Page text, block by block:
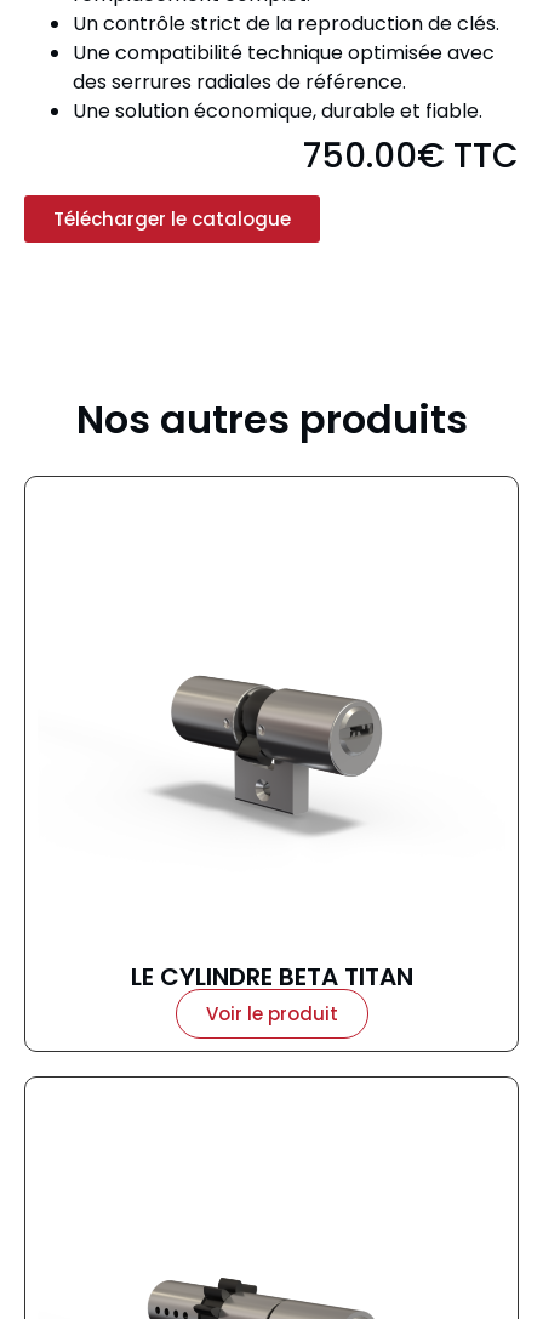
Un contrôle strict de la reproduction de clés.
Une compatibilité technique optimisée avec
des serrures radiales de référence.
Une solution économique, durable et fiable.
750.00€ TTC
Télécharger le catalogue
Nos autres produits
LE CYLINDRE BETA TITAN
Voir le produit